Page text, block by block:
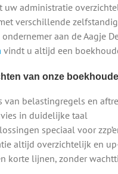
uw administratie
verschillende
aan de Aagje
vindt u altijd een
van onze
van belastingregels en
in duidelijke taal
speciaal voor
altijd overzichtelijk en
korte lijnen, zonder